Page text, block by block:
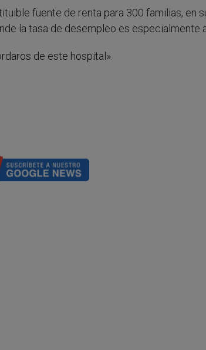
fuente de renta para 300 familias, en
la tasa de desempleo es especialmente
de este hospital».